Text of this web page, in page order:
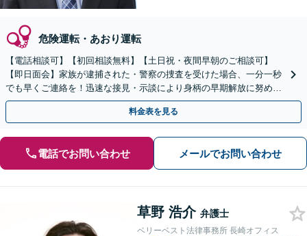
危険運転・あおり運転
【電話相談可】【初回相談無料】【土日祝・夜間早朝のご相談可】
【即日面会】家族が逮捕された・警察の捜査を受けた場合、一分一秒
でも早くご連絡を！迅速な接見・示談により身柄の早期解放に努めま
す。精神面のケアも重視し、少年事件にも力を入れています。
料金表を見る
電話でお問い合わせ メールでお問い合わせ
草野 浩介 弁護士
ベリーベスト法律事務所 長崎オフィス